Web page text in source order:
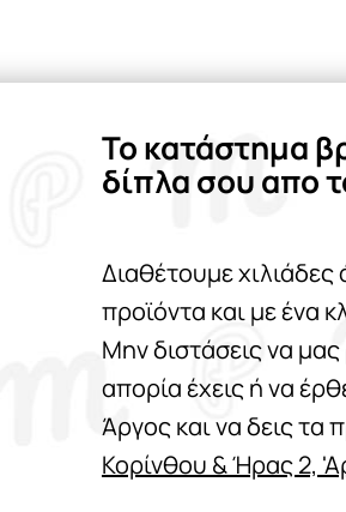
Το κατάστημα
δίπλα σου απο
Διαθέτουμε
προϊόντα και με ένα
Μην διστάσεις να
απορία έχεις ή να
Άργος και να δεις τα
Κορίνθου & Ήρας 2,